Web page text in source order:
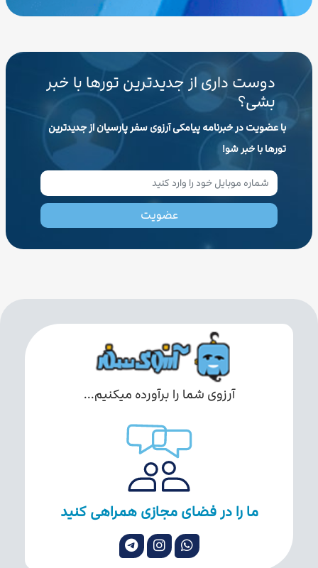
دوست داری از جدیدترین تورها با خبر
بشی؟
با عضویت در خبرنامه پیامکی آرزوی سفر پارسیان از جدیدترین
تورها با خبر شو!
عضویت
آرزوی شما را برآورده میکنیم...
ما را در فضای مجازی همراهی کنید